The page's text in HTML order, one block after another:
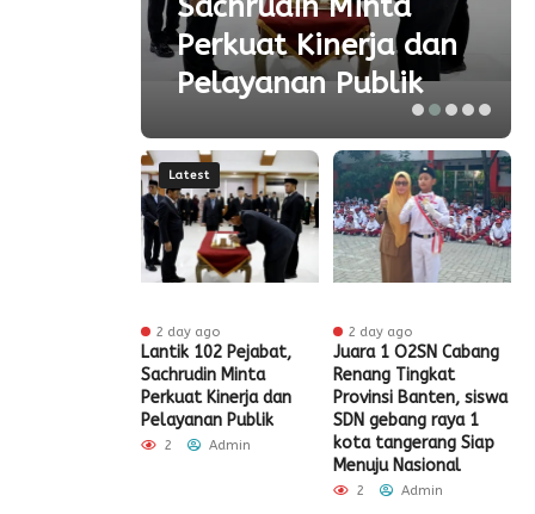
Perkuat Kinerja dan
Pelayanan Publik
Latest
2 day ago
Lantik 102 Pejabat,
Sachrudin Minta
Perkuat Kinerja dan
Pelayanan Publik
2 Admin
2 day ago
Juara 1 O2SN Cabang
Renang Tingkat
Provinsi Banten, siswa
SDN gebang raya 1
kota tangerang Siap
Menuju Nasional
2 Admin